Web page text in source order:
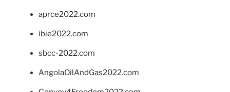
aprce2022.com
ibie2022.com
sbcc-2022.com
AngolaOilAndGas2022.com